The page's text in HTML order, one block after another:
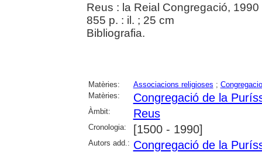
Reus : la Reial Congregació, 1990
855 p. : il. ; 25 cm
Bibliografia.
Matèries: Associacions religioses ;
Matèries:
Congregació de la
Àmbit: Reus
Cronologia: [1500 - 1990]
Autors add.: Congregació de la